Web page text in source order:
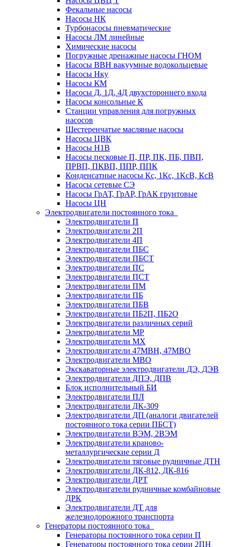
Фекальные насосы
Насосы НК
Турбонасосы пневматические
Насосы ЛМ линейные
Химические насосы
Погружные дренажные насосы ГНОМ
Насосы ВВН вакуумные водокольцевые
Насосы Нку
Насосы КМ
Насосы Д, 1Д, 4Д двухстороннего входа
Насосы консольные К
Станции управления для погружных
насосов
Шестеренчатые масляные насосы
Насосы ЦВК
Насосы Н1В
Насосы песковые П, ПР, ПК, ПБ, ПВП,
ПРВП, ПКВП, ППР, ППК
Конденсатные насосы Кс, 1Кс, 1КсВ, КсВ
Насосы сетевые СЭ
Насосы ГрАТ, ГрАР, ГрАК грунтовые
Насосы ЦН
Электродвигатели постоянного тока
Электродвигатели П
Электродвигатели 2П
Электродвигатели 4П
Электродвигатели ПБС
Электродвигатели ПБСТ
Электродвигатели ПС
Электродвигатели ПСТ
Электродвигатели ПМ
Электродвигатели ПБ
Электродвигатели ПБВ
Электродвигатели ПБ2П, ПБ2О
Электродвигатели различных серий
Электродвигатели МР
Электродвигатели MX
Электродвигатели 47MBH, 47МВО
Электродвигатели MBO
Экскаваторные электродвигатели ДЭ, ДЭВ
Электродвигатели ДПЭ, ДПВ
Блок исполнительный БИ
Электродвигатели ПЛ
Электродвигатели ДК-309
Электродвигатели ДП (аналоги двигателей
постоянного тока серии ПБСТ)
Электродвигатели ВЭМ, 2ВЭМ
Электродвигатели краново-
металлургические серии Д
Электродвигатели тяговые рудничные ДТН
Электродвигатели ДК-812, ДК-816
Электродвигатели ДРТ
Электродвигатели рудничные комбайновые
ДРК
Электродвигатели ДТ для
железнодорожного транспорта
Генераторы постоянного тока
Генераторы постоянного тока серии П
Генераторы постоянного тока серии 2ПН